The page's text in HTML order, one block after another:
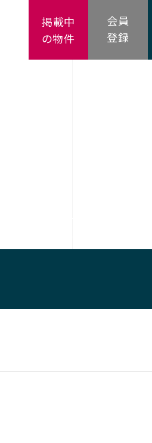
会員
登録
掲載中
の物件